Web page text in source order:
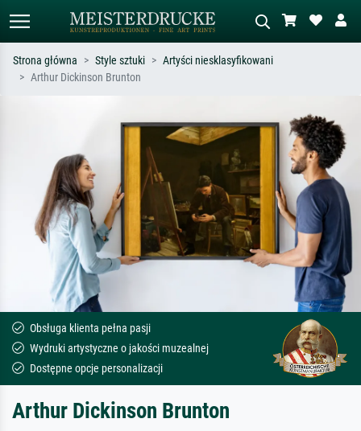
impresjonizm, fala Hokusaia, akt.
Opisz scenę – np. zielona łąka,
abstrakcja z czerwienią, ciemny olej,
stojący akt obok drzewa.
Strona główna Style sztuki
Artyści niesklasyfikowani
Arthur Dickinson Brunton
Obsługa klienta pełna pasji
Wydruki artystyczne o jakości muzealnej
Dostępne opcje personalizacji
Arthur Dickinson Brunton